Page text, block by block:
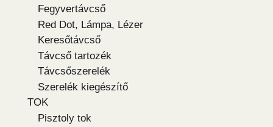
Fegyvertávcső
Red Dot, Lámpa, Lézer
Keresőtávcső
Távcső tartozék
Távcsőszerelék
Szerelék kiegészítő
TOK
Pisztoly tok